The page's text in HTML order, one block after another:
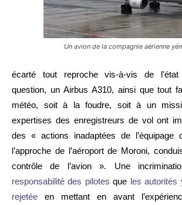
Un avion de la compagnie aérienne
écarté tout reproche vis-à-vis de l’état
question, un Airbus A310, ainsi que tout
météo, soit à la foudre, soit à un
expertises des enregistreurs de vol ont
des « actions inadaptées de l’équipage
l’approche de l’aéroport de Moroni,
contrôle de l’avion ». Une
responsabilité des pilotes que les autorités
rejetée en mettant en avant